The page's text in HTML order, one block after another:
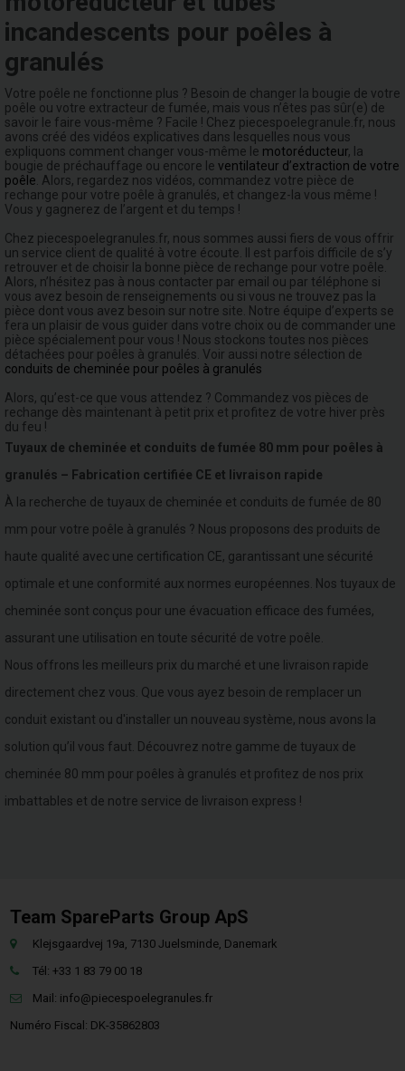
incandescents pour poêles à
granulés
Votre poêle ne fonctionne plus ? Besoin de changer la bougie de votre
poêle ou votre extracteur de fumée, mais vous n’êtes pas sûr(e) de
savoir le faire vous-même ? Facile ! Chez piecespoelegranule.fr, nous
avons créé des vidéos explicatives dans lesquelles nous vous
expliquons comment changer vous-même le motoréducteur, la
bougie de préchauffage ou encore le ventilateur d’extraction de votre
poêle . Alors, regardez nos vidéos, commandez votre pièce de
rechange pour votre poêle à granulés, et changez-la vous même !
Vous y gagnerez de l’argent et du temps !
Chez piecespoelegranules.fr, nous sommes aussi fiers de vous offrir
un service client de qualité à votre écoute. Il est parfois difficile de s’y
retrouver et de choisir la bonne pièce de rechange pour votre poêle.
Alors, n’hésitez pas à nous contacter par email ou par téléphone si
vous avez besoin de renseignements ou si vous ne trouvez pas la
pièce dont vous avez besoin sur notre site. Notre équipe d’experts se
fera un plaisir de vous guider dans votre choix ou de commander une
pièce spécialement pour vous ! Nous stockons toutes nos pièces
détachées pour poêles à granulés. Voir aussi notre sélection de
conduits de cheminée pour poêles à granulés
Alors, qu’est-ce que vous attendez ? Commandez vos pièces de
rechange dès maintenant à petit prix et profitez de votre hiver près
du feu !
Tuyaux de cheminée et conduits de fumée 80 mm pour poêles à
granulés – Fabrication certifiée CE et livraison rapide
À la recherche de tuyaux de cheminée et conduits de fumée de 80
mm pour votre poêle à granulés ? Nous proposons des produits de
haute qualité avec une certification CE, garantissant une sécurité
optimale et une conformité aux normes européennes. Nos tuyaux de
cheminée sont conçus pour une évacuation efficace des fumées,
assurant une utilisation en toute sécurité de votre poêle.
Nous offrons les meilleurs prix du marché et une livraison rapide
directement chez vous. Que vous ayez besoin de remplacer un
conduit existant ou d'installer un nouveau système, nous avons la
solution qu’il vous faut. Découvrez notre gamme de tuyaux de
cheminée 80 mm pour poêles à granulés et profitez de nos prix
imbattables et de notre service de livraison express !
Team SpareParts Group ApS
Klejsgaardvej 19a, 7130 Juelsminde, Danemark
Tél: +33 1 83 79 00 18
Mail: info@piecespoelegranules.fr
Numéro Fiscal: DK-35862803